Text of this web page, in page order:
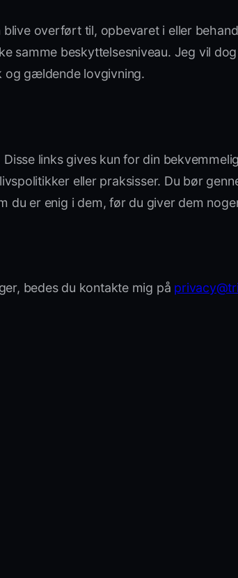
overført til, opbevaret i eller
samme beskyttelsesniveau. Jeg vil
og gældende lovgivning.
links gives kun for din
eller praksisser. Du bør
du er enig i dem, før du giver dem
bedes du kontakte mig på